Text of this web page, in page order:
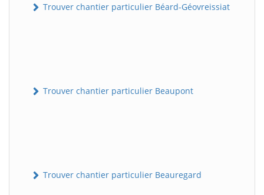
Trouver chantier particulier Béard-Géovreissiat
Trouver chantier particulier Beaupont
Trouver chantier particulier Beauregard